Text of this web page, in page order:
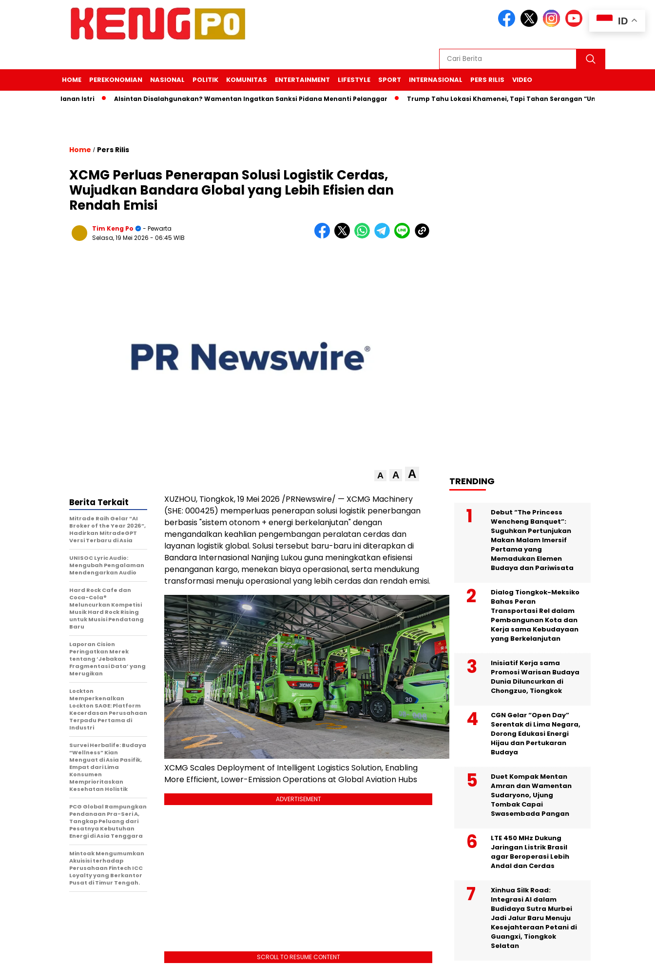
HOME PEREKONOMIAN NASIONAL POLITIK KOMUNITAS ENTERTAINMENT LIFESTYLE SPORT INTERNASIONAL PERS RILIS VIDEO
Perjalanan Istri Alsintan Disalahgunakan? Wamentan Ingatkan Sanksi Pidana Menanti Pelanggar Trump Tahu Lokasi Khamenei, Tapi Tahan Serangan “Untuk Sekarang”
Home / Pers Rilis
XCMG Perluas Penerapan Solusi Logistik Cerdas,
Wujudkan Bandara Global yang Lebih Efisien dan
Rendah Emisi
Tim Keng Po
- Pewarta
Selasa, 19 Mei 2026 - 06:45 WIB
A A A
XUZHOU, Tiongkok, 19 Mei 2026 /PRNewswire/ — XCMG Machinery
(SHE: 000425) memperluas penerapan solusi logistik penerbangan
berbasis "sistem otonom + energi berkelanjutan" dengan
mengandalkan keahlian pengembangan peralatan cerdas dan
layanan logistik global. Solusi tersebut baru-baru ini diterapkan di
Bandara Internasional Nanjing Lukou guna meningkatkan efisiensi
penanganan kargo, menekan biaya operasional, serta mendukung
transformasi menuju operasional yang lebih cerdas dan rendah emisi.
XCMG Scales Deployment of Intelligent Logistics Solution, Enabling
More Efficient, Lower-Emission Operations at Global Aviation Hubs
ADVERTISEMENT
SCROLL TO RESUME CONTENT
Berita Terkait
Mitrade Raih Gelar “AI
Broker of the Year 2026”,
Hadirkan MitradeGPT
Versi Terbaru di Asia
UNISOC Lyric Audio:
Mengubah Pengalaman
Mendengarkan Audio
Hard Rock Cafe dan
Coca-Cola®
Meluncurkan Kompetisi
Musik Hard Rock Rising
untuk Musisi Pendatang
Baru
Laporan Cision
Peringatkan Merek
tentang ‘Jebakan
Fragmentasi Data’ yang
Merugikan
Lockton
Memperkenalkan
Lockton SAGE: Platform
Kecerdasan Perusahaan
Terpadu Pertama di
Industri
Survei Herbalife: Budaya
“Wellness” Kian
Menguat di Asia Pasifik,
Empat dari Lima
Konsumen
Memprioritaskan
Kesehatan Holistik
PCG Global Rampungkan
Pendanaan Pra-Seri A,
Tangkap Peluang dari
Pesatnya Kebutuhan
Energi di Asia Tenggara
Mintoak Mengumumkan
Akuisisi terhadap
Perusahaan Fintech ICC
Loyalty yang Berkantor
Pusat di Timur Tengah.
TRENDING
Debut “The Princess
Wencheng Banquet”:
Suguhkan Pertunjukan
Makan Malam Imersif
Pertama yang
Memadukan Elemen
Budaya dan Pariwisata
Dialog Tiongkok-Meksiko
Bahas Peran
Transportasi Rel dalam
Pembangunan Kota dan
Kerja sama Kebudayaan
yang Berkelanjutan
Inisiatif Kerja sama
Promosi Warisan Budaya
Dunia Diluncurkan di
Chongzuo, Tiongkok
CGN Gelar “Open Day”
Serentak di Lima Negara,
Dorong Edukasi Energi
Hijau dan Pertukaran
Budaya
Duet Kompak Mentan
Amran dan Wamentan
Sudaryono, Ujung
Tombak Capai
Swasembada Pangan
LTE 450 MHz Dukung
Jaringan Listrik Brasil
agar Beroperasi Lebih
Andal dan Cerdas
Xinhua Silk Road:
Integrasi AI dalam
Budidaya Sutra Murbei
Jadi Jalur Baru Menuju
Kesejahteraan Petani di
Guangxi, Tiongkok
Selatan
ID